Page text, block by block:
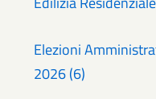
Elezioni
2026 (6)